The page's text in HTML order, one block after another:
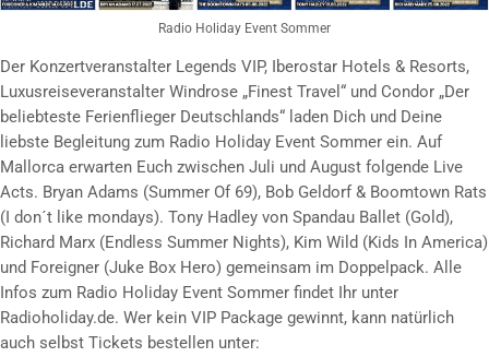
Radio Holiday Event Sommer
Der Konzertveranstalter Legends VIP, Iberostar Hotels & Resorts,
Luxusreiseveranstalter Windrose „Finest Travel“ und Condor „Der
beliebteste Ferienflieger Deutschlands“ laden Dich und Deine
liebste Begleitung zum Radio Holiday Event Sommer ein. Auf
Mallorca erwarten Euch zwischen Juli und August folgende Live
Acts. Bryan Adams (Summer Of 69), Bob Geldorf & Boomtown Rats
(I don´t like mondays). Tony Hadley von Spandau Ballet (Gold),
Richard Marx (Endless Summer Nights), Kim Wild (Kids In America)
und Foreigner (Juke Box Hero) gemeinsam im Doppelpack. Alle
Infos zum Radio Holiday Event Sommer findet Ihr unter
Radioholiday.de. Wer kein VIP Package gewinnt, kann natürlich
auch selbst Tickets bestellen unter: